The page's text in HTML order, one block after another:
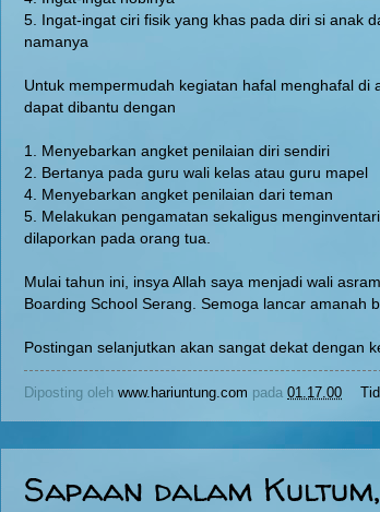
5. Ingat-ingat ciri fisik yang khas pada diri si anak
namanya
Untuk mempermudah kegiatan hafal menghafal di
dapat dibantu dengan
1. Menyebarkan angket penilaian diri sendiri
2. Bertanya pada guru wali kelas atau guru mapel
4. Menyebarkan angket penilaian dari teman
5. Melakukan pengamatan sekaligus
dilaporkan pada orang tua.
Mulai tahun ini, insya Allah saya menjadi wali
Boarding School Serang. Semoga lancar amanah
Postingan selanjutkan akan sangat dekat dengan
Diposting oleh www.hariuntung.com pada 01.17.00
Sapaan dalam